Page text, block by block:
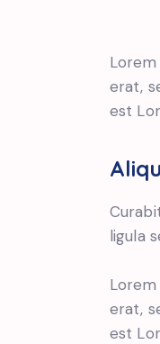
erat,
est
ligula
erat,
est